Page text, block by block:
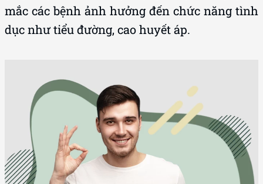
mắc các bệnh ảnh hưởng đến chức năng tình
dục như tiểu đường, cao huyết áp.